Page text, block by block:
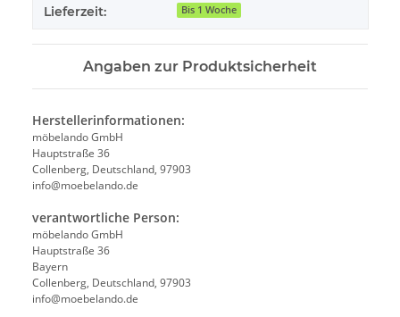
Lieferzeit: Bis 1 Woche
Angaben zur Produktsicherheit
Herstellerinformationen:
möbelando GmbH
Hauptstraße 36
Collenberg, Deutschland, 97903
info@moebelando.de
verantwortliche Person:
möbelando GmbH
Hauptstraße 36
Bayern
Collenberg, Deutschland, 97903
info@moebelando.de